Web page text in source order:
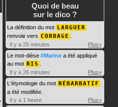
Quoi de beau
sur le dico ?
La définition du mot LARGUER
renvoie vers CORDAGE
Il y a 25 minutes
Plus+
Le mot-dièse #Marine a été appliqué
au mot RIS
Il y a 26 minutes
Plus+
L'étymologie du mot RÉBARBATIF
a été modifiée.
Il y a 1 heure
Plus+